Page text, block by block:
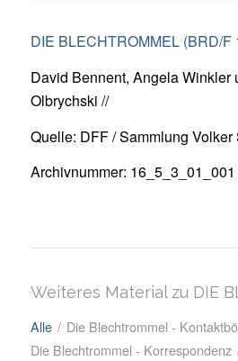
DIE BLECHTROMMEL (BRD/F
David Bennent, Angela Winkler
Olbrychski //
Quelle: DFF / Sammlung Volker
Archivnummer: 16_5_3_01_001
Weiteres Material zu DIE
Alle / Die Blechtrommel -
Die Blechtrommel - Korrespondenz